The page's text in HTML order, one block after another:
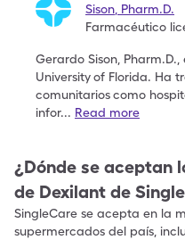
Sison Pharm.D.
Farmacéutico
Gerardo Sison,
Universityof Florida. Ha
comunitarioscomo
infor... Read more
¿Dónde se aceptan
de Dexilant de
SingleCare se acepta en la
supermercados del país,